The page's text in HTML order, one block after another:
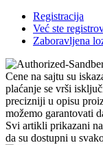
Registracija
Već ste
Zaboravljena
Cene na sajtu su
plaćanje se vrši
precizniji u opisu
možemo garantovati
Svi artikli prikazani
da su dostupni u